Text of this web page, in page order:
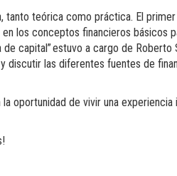
teórica como práctica. El primer
los conceptos financieros básicos
capital” estuvo a cargo de
y discutir las diferentes fuentes de
oportunidad de vivir una